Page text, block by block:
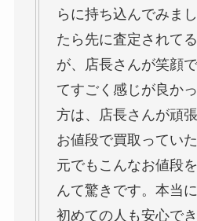
らに持ち込んでみま
たら先に査定されて
が、店長さんが笑顔
てすごく感じが良か
方は、店長さんが頑
お値段で買取ってい
元でもこんなお値段
んて驚きです。本当
初めての人も安心で